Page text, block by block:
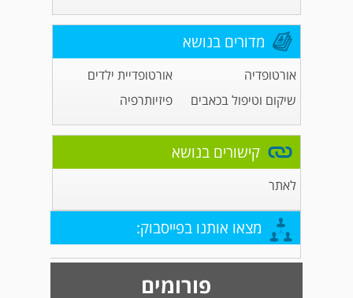
מדורים בנושא
אורטופדיה
אורטופדיית ילדים
שיקום וטיפול בכאבים
פיזיותרפיה
קישורים בנושא
לאתר
מצאו אותנו בפייסבוק:
פורומים